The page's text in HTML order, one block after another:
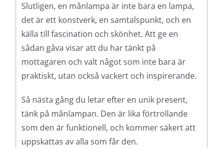
Slutligen, en månlampa är inte bara en lampa,
det är ett konstverk, en samtalspunkt, och en
källa till fascination och skönhet. Att ge en
sådan gåva visar att du har tänkt på
mottagaren och valt något som inte bara är
praktiskt, utan också vackert och inspirerande.
Så nästa gång du letar efter en unik present,
tänk på månlampan. Den är lika förtrollande
som den är funktionell, och kommer säkert att
uppskattas av alla som får den.